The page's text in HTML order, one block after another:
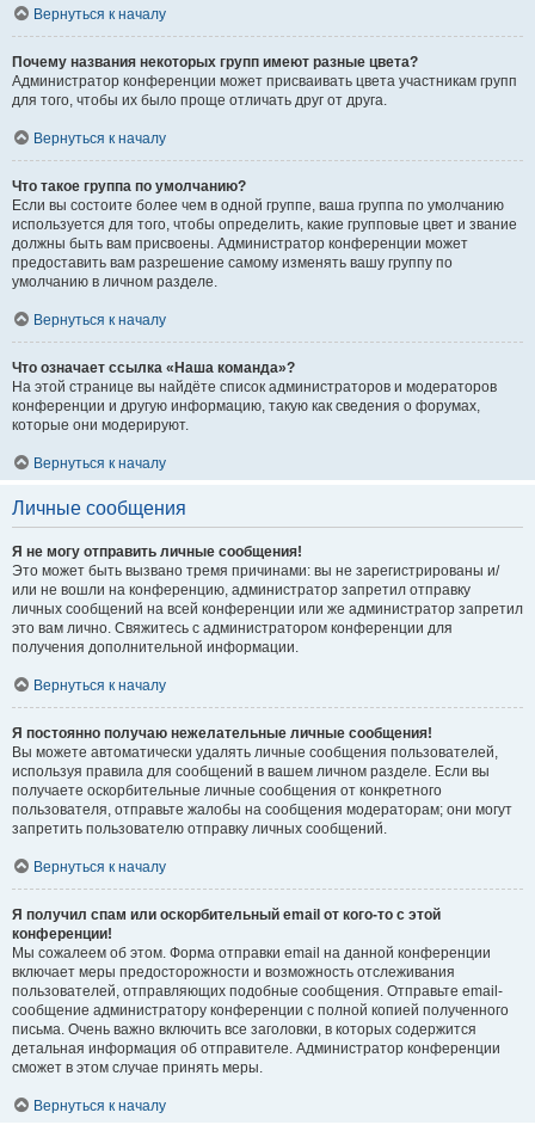
Вернуться к началу
Почему названия некоторых групп имеют разные цвета?
Администратор конференции может присваивать цвета участникам групп
для того, чтобы их было проще отличать друг от друга.
Вернуться к началу
Что такое группа по умолчанию?
Если вы состоите более чем в одной группе, ваша группа по умолчанию
используется для того, чтобы определить, какие групповые цвет и звание
должны быть вам присвоены. Администратор конференции может
предоставить вам разрешение самому изменять вашу группу по
умолчанию в личном разделе.
Вернуться к началу
Что означает ссылка «Наша команда»?
На этой странице вы найдёте список администраторов и модераторов
конференции и другую информацию, такую как сведения о форумах,
которые они модерируют.
Вернуться к началу
Личные сообщения
Я не могу отправить личные сообщения!
Это может быть вызвано тремя причинами: вы не зарегистрированы и/
или не вошли на конференцию, администратор запретил отправку
личных сообщений на всей конференции или же администратор запретил
это вам лично. Свяжитесь с администратором конференции для
получения дополнительной информации.
Вернуться к началу
Я постоянно получаю нежелательные личные сообщения!
Вы можете автоматически удалять личные сообщения пользователей,
используя правила для сообщений в вашем личном разделе. Если вы
получаете оскорбительные личные сообщения от конкретного
пользователя, отправьте жалобы на сообщения модераторам; они могут
запретить пользователю отправку личных сообщений.
Вернуться к началу
Я получил спам или оскорбительный email от кого-то с этой
конференции!
Мы сожалеем об этом. Форма отправки email на данной конференции
включает меры предосторожности и возможность отслеживания
пользователей, отправляющих подобные сообщения. Отправьте email-
сообщение администратору конференции с полной копией полученного
письма. Очень важно включить все заголовки, в которых содержится
детальная информация об отправителе. Администратор конференции
сможет в этом случае принять меры.
Вернуться к началу